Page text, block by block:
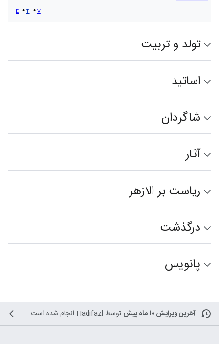
v
t
e
تولد و تربیت
اساتید
شاگردان
آثار
ریاست بر الازهر
درگذشت
پانویس
آخرین ویرایش ۱۰ ماه پیش توسطHadifazlانجام شده است